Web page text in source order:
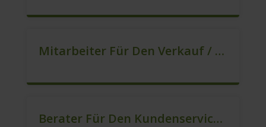
Mitarbeiter Für Den Verkauf / Quereinsteiger (m/w/d)
Berater Für Den Kundenservice (m/w/d)